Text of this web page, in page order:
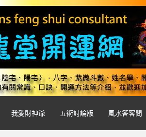
我愛財神爺 五術討論版 風水答客問